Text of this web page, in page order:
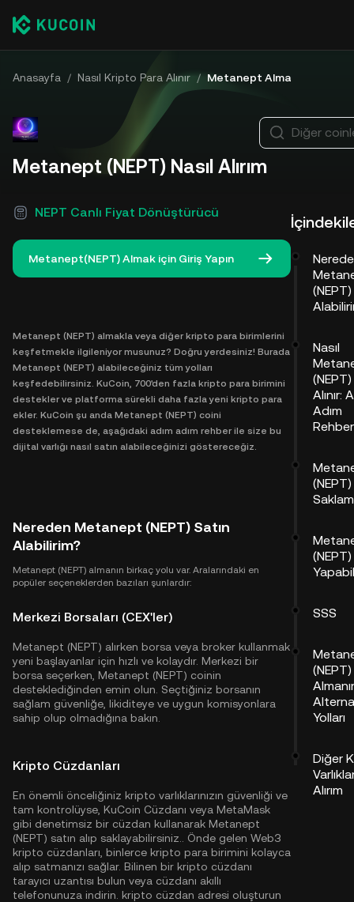
Anasayfa / Nasıl Kripto Para Alınır / Metanept Alma
Metanept (NEPT) Nasıl Alırım
NEPT Canlı Fiyat Dönüştürücü
Metanept(NEPT) Almak için Giriş Yapın
Metanept (NEPT) almakla veya diğer kripto para birimlerini
keşfetmekle ilgileniyor musunuz? Doğru yerdesiniz! Burada
Metanept (NEPT) alabileceğiniz tüm yolları
keşfedebilirsiniz. KuCoin, 700'den fazla kripto para birimini
destekler ve platforma sürekli daha fazla yeni kripto para
ekler. KuCoin şu anda Metanept (NEPT) coini
desteklemese de, aşağıdaki adım adım rehber ile size bu
dijital varlığı nasıl satın alabileceğinizi göstereceğiz.
Nereden Metanept (NEPT) Satın
Alabilirim?
Metanept (NEPT) almanın birkaç yolu var. Aralarındaki en
popüler seçeneklerden bazıları şunlardır:
Merkezi Borsaları (CEX'ler)
Metanept (NEPT) alırken borsa veya broker kullanmak
yeni başlayanlar için hızlı ve kolaydır. Merkezi bir
borsa seçerken, Metanept (NEPT) coinin
desteklediğinden emin olun. Seçtiğiniz borsanın
sağlam güvenliğe, likiditeye ve uygun komisyonlara
sahip olup olmadığına bakın.
Kripto Cüzdanları
En önemli önceliğiniz kripto varlıklarınızın güvenliği ve
tam kontrolüyse, KuCoin Cüzdanı veya MetaMask
gibi denetimsiz bir cüzdan kullanarak Metanept
(NEPT) satın alıp saklayabilirsiniz.. Önde gelen Web3
kripto cüzdanları, binlerce kripto para birimini kolayca
alıp satmanızı sağlar. Bilinen bir kripto cüzdanı
tarayıcı uzantısı bulun veya cüzdanı akıllı
telefonunuza indirin. kripto cüzdan adresi oluşturun
Diğer
Nasıl
Alınır:
Adım
(NEPT)
SSS
Yolları
Diğer
Alırım